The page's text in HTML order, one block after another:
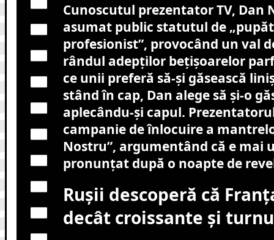
Cunoscutul prezentator TV, Dan
asumat public statutul de
profesionist”, provocând un val
rândul adepților bețișoarelor
ce unii preferă să-și găsească
stând în cap, Dan alege să și-o
aplecându-și capul.
campanie de înlocuire a
Nostru”, argumentând că e mai
pronunțat după o noapte de
Rușii descoperă că
decât croissante și